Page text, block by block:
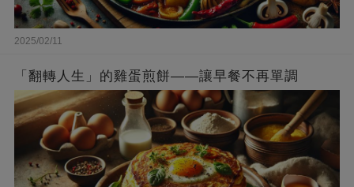
2025/02/11
「翻轉人生」的雞蛋煎餅——讓早餐不再單調